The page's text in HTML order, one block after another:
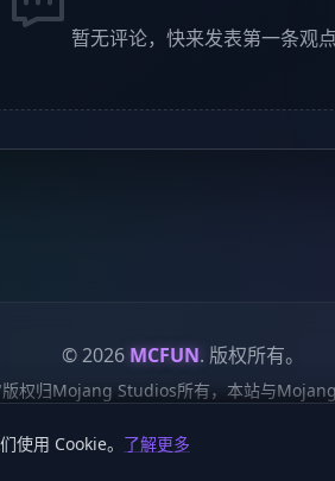
暂无评论，快来发表第一条观
© 2026 MCFUN. 版权所有。
权归Mojang Studios所有，本站与
政策站点地图鄂ICP备19018284号-6
使用 Cookie。 了解更多